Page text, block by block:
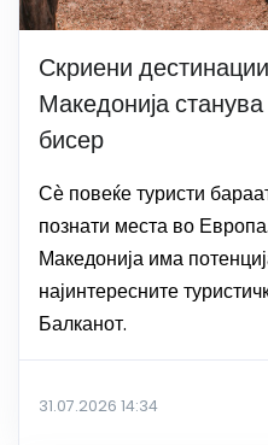
Скриени
Македонија
бисер
Сѐ повеќе туристи
познати места во
Македонија има
најинтересните
Балканот.
31.07.2026 14:34